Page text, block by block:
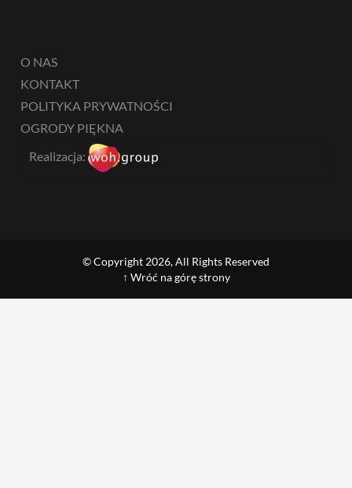
O NAS
KONTAKT
POLITYKA PRYWATNOŚCI
OGRODY PIĘKNA
Realizacja:
© Copyright 2026, All Rights Reserved
↑ Wróć na górę strony